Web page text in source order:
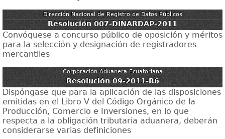
Dirección Nacional de Registro de Datos Públicos
Resolución 007-DINARDAP-2011
Convóquese a concurso público de oposición y méritos
para la selección y designación de registradores
mercantiles
Corporación Aduanera Ecuatoriana
Resolución 09-2011-R6
Dispóngase que para la aplicación de las disposiciones
emitidas en el Libro V del Código Orgánico de la
Producción, Comercio e Inversiones, en lo que
respecta a la obligación tributaria aduanera, deberán
considerarse varias definiciones